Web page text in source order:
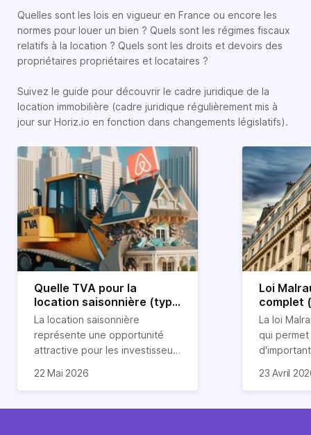
Quelles sont les lois en vigueur en France ou encore les
normes pour louer un bien ? Quels sont les régimes fiscaux
relatifs à la location ? Quels sont les droits et devoirs des
propriétaires propriétaires et locataires ?
Suivez le guide pour découvrir le cadre juridique de la
location immobilière (cadre juridique régulièrement mis à
jour sur Horiz.io en fonction dans changements législatifs).
Quelle TVA pour la
location saisonnière (type
airbnb) ?
La location saisonnière
représente une opportunité
attractive pour les investisseurs
patrimoine et générer des
Cependant, il est crucial de
Et qu’a-t-on appris à la rentrée
la TVA est généralisé pour les
22 Mai 2026
Loi
complet
La loi
qui
dimension
23 Avril